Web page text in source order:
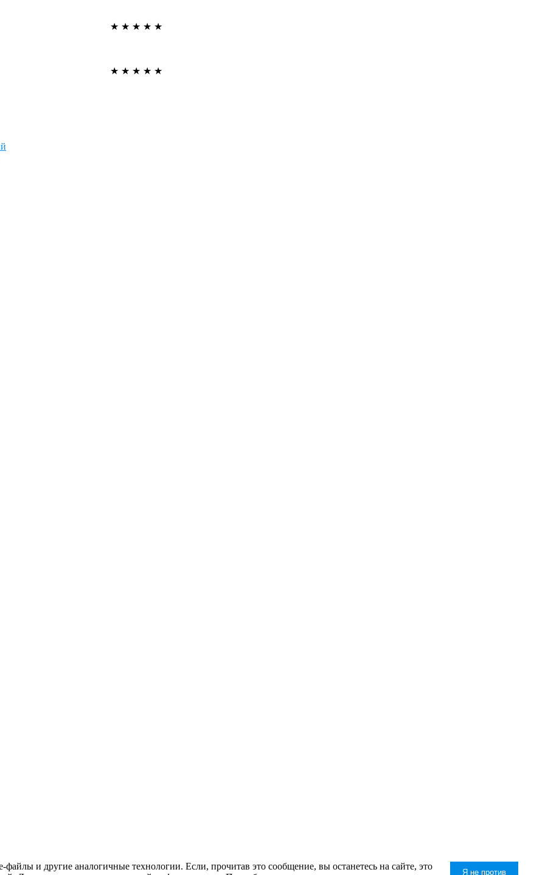
★ ★ ★ ★ ★
★ ★ ★ ★ ★
и другие аналогичные технологии. Если, прочитав это сообщение, вы останетесь на сайте, это
Я не против